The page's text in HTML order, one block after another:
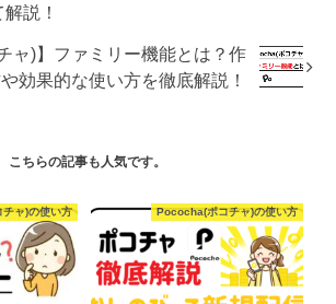
説！
ャ)】ファミリー機能とは？作
効果的な使い方を徹底解説！
こちらの記事も人気です。
ャ)の使い方 Pococha(ポコチャ)の使い方